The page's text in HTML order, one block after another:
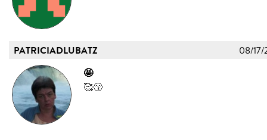
PATRICIADLUBATZ 08/17/
🤩
🥰😙